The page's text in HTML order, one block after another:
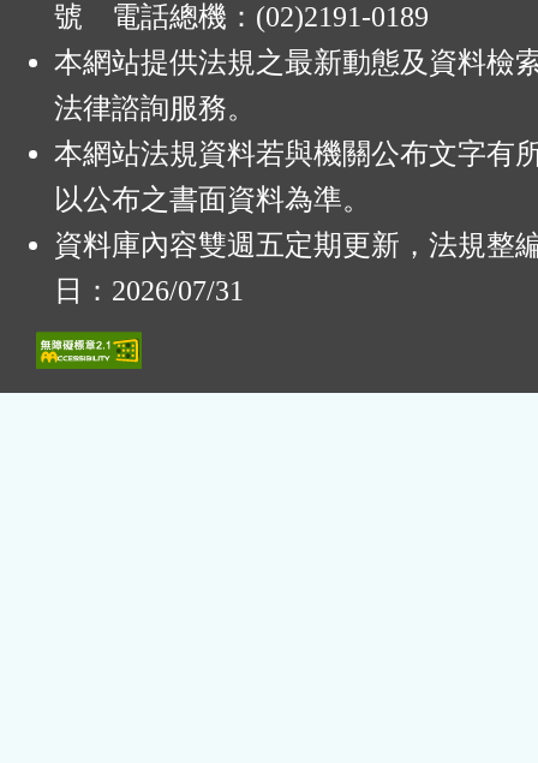
號 電話總機：(02)2191-0189
本網站提供法規之最新動態及資料檢
法律諮詢服務。
本網站法規資料若與機關公布文字有
以公布之書面資料為準。
資料庫內容雙週五定期更新，法規整
日：2026/07/31